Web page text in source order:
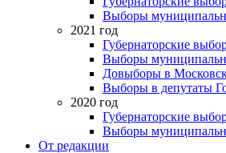
Выборы
2021 год
Губернаторские
Выборы
Довыборы в
Выборы в депутаты
2020 год
Губернаторские
Выборы
От редакции